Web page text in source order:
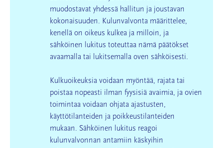
muodostavat yhdessä hallitun ja joustavan
kokonaisuuden. Kulunvalvonta määrittelee,
kenellä on oikeus kulkea ja milloin, ja
sähköinen lukitus toteuttaa nämä päätökset
avaamalla tai lukitsemalla oven sähköisesti.
Kulkuoikeuksia voidaan myöntää, rajata tai
poistaa nopeasti ilman fyysisiä avaimia, ja ovien
toimintaa voidaan ohjata ajastusten,
käyttötilanteiden ja poikkeustilanteiden
mukaan. Sähköinen lukitus reagoi
kulunvalvonnan antamiin käskyihin